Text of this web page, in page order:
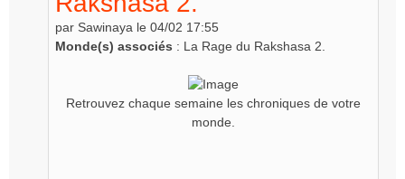
par Sawinaya le 04/02 17:55
Monde(s) associés : La Rage du Rakshasa 2.
Retrouvez chaque semaine les chroniques de votre
monde.